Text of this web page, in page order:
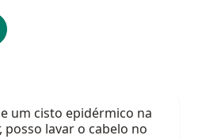
um cisto epidérmico na
lavar o cabelo no